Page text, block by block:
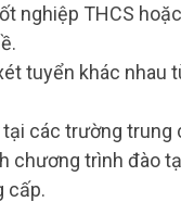
nghiệp THCS
tuyển khác nhau
các trường trung
chương trình đào
cấp.